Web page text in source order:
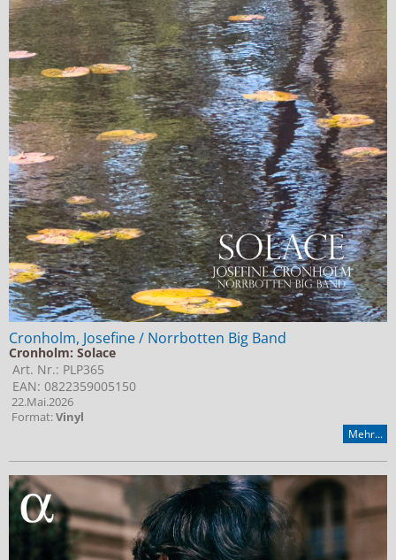
Cronholm, Josefine / Norrbotten Big Band
Cronholm: Solace
Art. Nr.: PLP365
EAN: 0822359005150
22.Mai.2026
Format:Vinyl
Mehr...